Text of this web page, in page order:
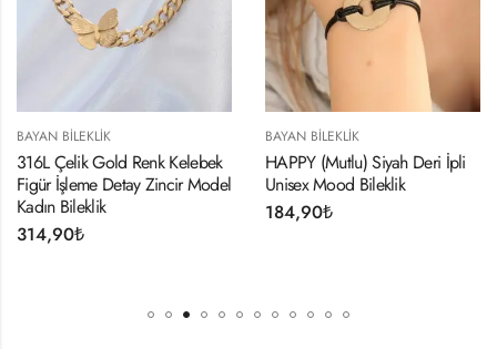
BAYAN BILEKLIK
316L Çelik Gold Renk Kelebek
Figür İşleme Detay Zincir Model
Kadın Bileklik
314,90₺
BAYAN BILEKLIK
HAPPY (Mutlu) Siyah Deri İpli
Unisex Mood Bileklik
184,90₺